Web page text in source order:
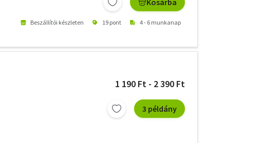
Kosárba
Beszállítói készleten 19 pont 4 - 6 munkanap
1 190 Ft - 2 390 Ft
3 példány